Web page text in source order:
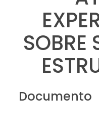
SOBRE
Documento